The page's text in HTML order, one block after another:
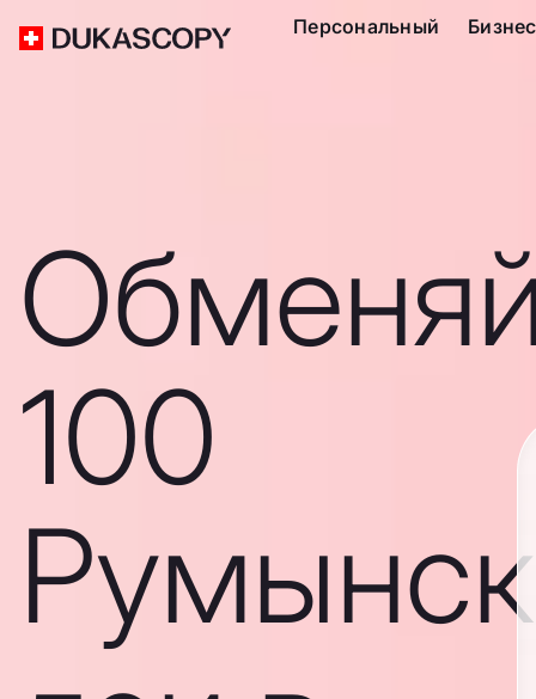
Персональный Бизнес
100